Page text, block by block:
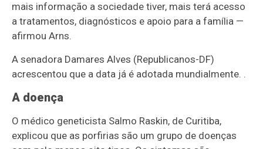
mais informação a sociedade tiver, mais terá acesso
a tratamentos, diagnósticos e apoio para a família —
afirmou Arns.
A senadora Damares Alves (Republicanos-DF)
acrescentou que a data já é adotada mundialmente. .
A doença
O médico geneticista Salmo Raskin, de Curitiba,
explicou que as porfirias são um grupo de doenças